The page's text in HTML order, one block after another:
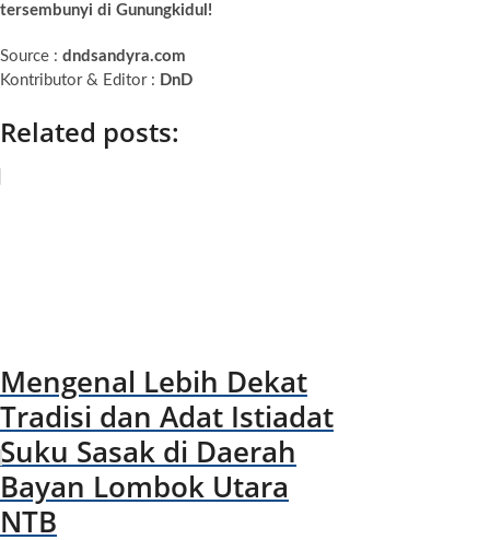
tersembunyi di Gunungkidul!
Source : dndsandyra.com
Kontributor & Editor : DnD
Related posts:
Mengenal Lebih Dekat
Tradisi dan Adat Istiadat
Suku Sasak di Daerah
Bayan Lombok Utara
NTB